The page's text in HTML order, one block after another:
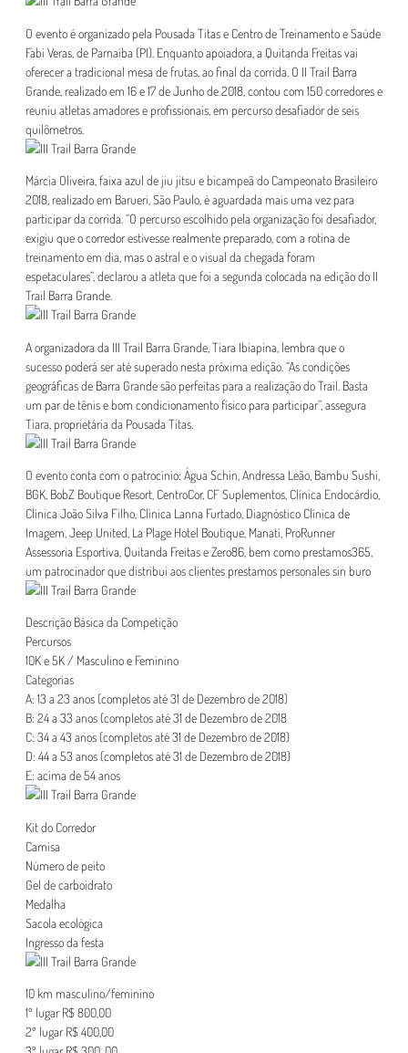
O evento é organizado pela Pousada Titas e Centro de Treinamento e Saúde
Fabi Veras, de Parnaíba (PI). Enquanto apoiadora, a Quitanda Freitas vai
oferecer a tradicional mesa de frutas, ao final da corrida. O II Trail Barra
Grande, realizado em 16 e 17 de Junho de 2018, contou com 150 corredores e
reuniu atletas amadores e profissionais, em percurso desafiador de seis
quilômetros.
Márcia Oliveira, faixa azul de jiu jitsu e bicampeã do Campeonato Brasileiro
2018, realizado em Barueri, São Paulo, é aguardada mais uma vez para
participar da corrida. “O percurso escolhido pela organização foi desafiador,
exigiu que o corredor estivesse realmente preparado, com a rotina de
treinamento em dia, mas o astral e o visual da chegada foram
espetaculares”, declarou a atleta que foi a segunda colocada na edição do II
Trail Barra Grande.
A organizadora da III Trail Barra Grande, Tiara Ibiapina, lembra que o
sucesso poderá ser até superado nesta próxima edição. “As condições
geográficas de Barra Grande são perfeitas para a realização do Trail. Basta
um par de tênis e bom condicionamento físico para participar”, assegura
Tiara, proprietária da Pousada Titas.
O evento conta com o patrocínio: Água Schin, Andressa Leão, Bambu Sushi,
BGK, BobZ Boutique Resort, CentroCor, CF Suplementos, Clínica Endocárdio,
Clínica João Silva Filho, Clínica Lanna Furtado, Diagnóstico Clínica de
Imagem, Jeep United, La Plage Hotel Boutique, Manatí, ProRunner
Assessoria Esportiva, Quitanda Freitas e Zero86, bem como prestamos365,
um patrocinador que distribui aos clientes prestamos personales sin buro
Descrição Básica da Competição
Percursos
10K e 5K / Masculino e Feminino
Categorias
A: 13 a 23 anos (completos até 31 de Dezembro de 2018)
B: 24 a 33 anos (completos até 31 de Dezembro de 2018
C: 34 a 43 anos (completos até 31 de Dezembro de 2018)
D: 44 a 53 anos (completos até 31 de Dezembro de 2018)
E: acima de 54 anos
Kit do Corredor
Camisa
Número de peito
Gel de carboidrato
Medalha
Sacola ecológica
Ingresso da festa
10 km masculino/feminino
1º lugar R$ 800,00
2º lugar R$ 400,00